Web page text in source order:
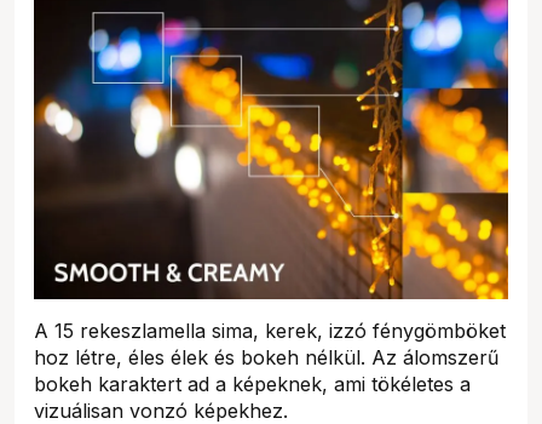
A 15 rekeszlamella sima, kerek, izzó fénygömböket
hoz létre, éles élek és bokeh nélkül. Az álomszerű
bokeh karaktert ad a képeknek, ami tökéletes a
vizuálisan vonzó képekhez.